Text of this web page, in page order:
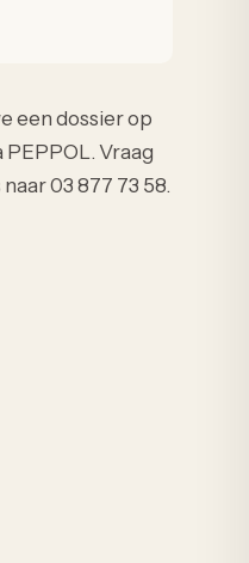
een dossier op
Vraag
03 877 73 58.